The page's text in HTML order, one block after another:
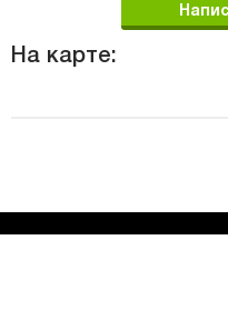
На карте: